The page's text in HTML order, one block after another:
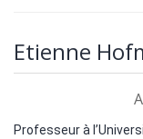
Etienne
Professeur à